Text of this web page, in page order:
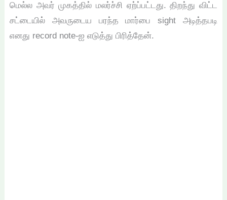
மெல்ல அவர் முகத்தில் மலர்ச்சி ஏற்ப்பட்டது. திறந்து விட்ட
சட்டையில் அவருடைய பரந்த மார்பை sight அடித்தபடி
எனது record note-ஐ எடுத்து பிரித்தேன்.